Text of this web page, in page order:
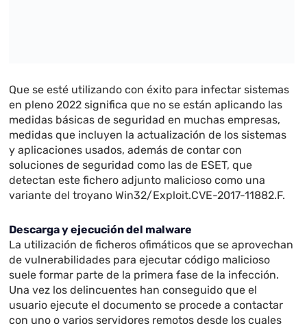
Que se esté utilizando con éxito para infectar sistemas
en pleno 2022 significa que no se están aplicando las
medidas básicas de seguridad en muchas empresas,
medidas que incluyen la actualización de los sistemas
y aplicaciones usados, además de contar con
soluciones de seguridad como las de ESET, que
detectan este fichero adjunto malicioso como una
variante del troyano Win32/Exploit.CVE-2017-11882.F.
Descarga y ejecución del malware
La utilización de ficheros ofimáticos que se aprovechan
de vulnerabilidades para ejecutar código malicioso
suele formar parte de la primera fase de la infección.
Una vez los delincuentes han conseguido que el
usuario ejecute el documento se procede a contactar
con uno o varios servidores remotos desde los cuales